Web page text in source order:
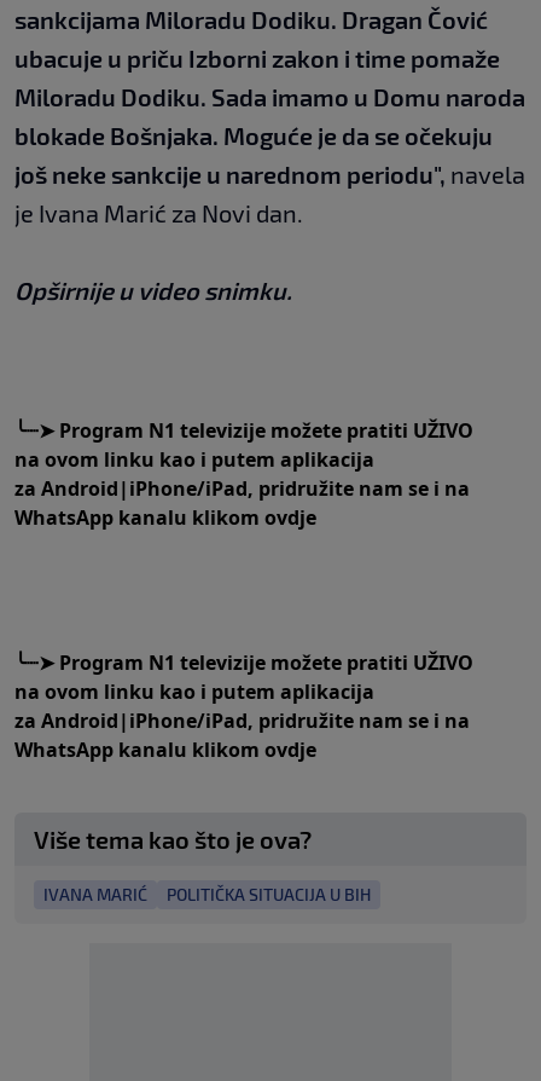
sankcijama Miloradu Dodiku. Dragan Čović
ubacuje u priču Izborni zakon i time pomaže
Miloradu Dodiku. Sada imamo u Domu naroda
blokade Bošnjaka. Moguće je da se očekuju
još neke sankcije u narednom periodu", navela
je Ivana Marić za Novi dan.
Opširnije u video snimku.
╰┈➤Program N1 televizije možete pratiti UŽIVO
na ovom linku kao i putem aplikacija
za Android|iPhone/iPad, pridružite nam se i na
WhatsApp kanalu klikom ovdje
╰┈➤Program N1 televizije možete pratiti UŽIVO
na ovom linku kao i putem aplikacija
za Android|iPhone/iPad, pridružite nam se i na
WhatsApp kanalu klikom ovdje
Više tema kao što je ova?
IVANA MARIĆ POLITIČKA SITUACIJA U BIH